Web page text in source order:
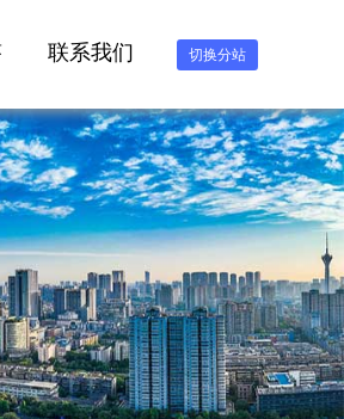
切换分站
联系我们